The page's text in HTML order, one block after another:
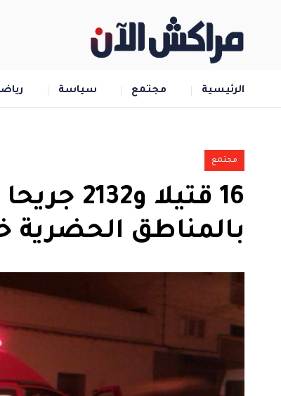
الرئيسية مجتمع سياسة
مجتمع
16
بالمناطق الحضرية